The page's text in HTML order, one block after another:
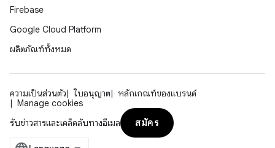
Firebase
Google Cloud Platform
ผลิตภัณฑ์ทั้งหมด
ความเป็นส่วนตัว ใบอนุญาต
หลักเกณฑ์ของแบรนด์
Manage cookies
รับข่าวสารและเคล็ดลับทางอีเมล
สมัคร